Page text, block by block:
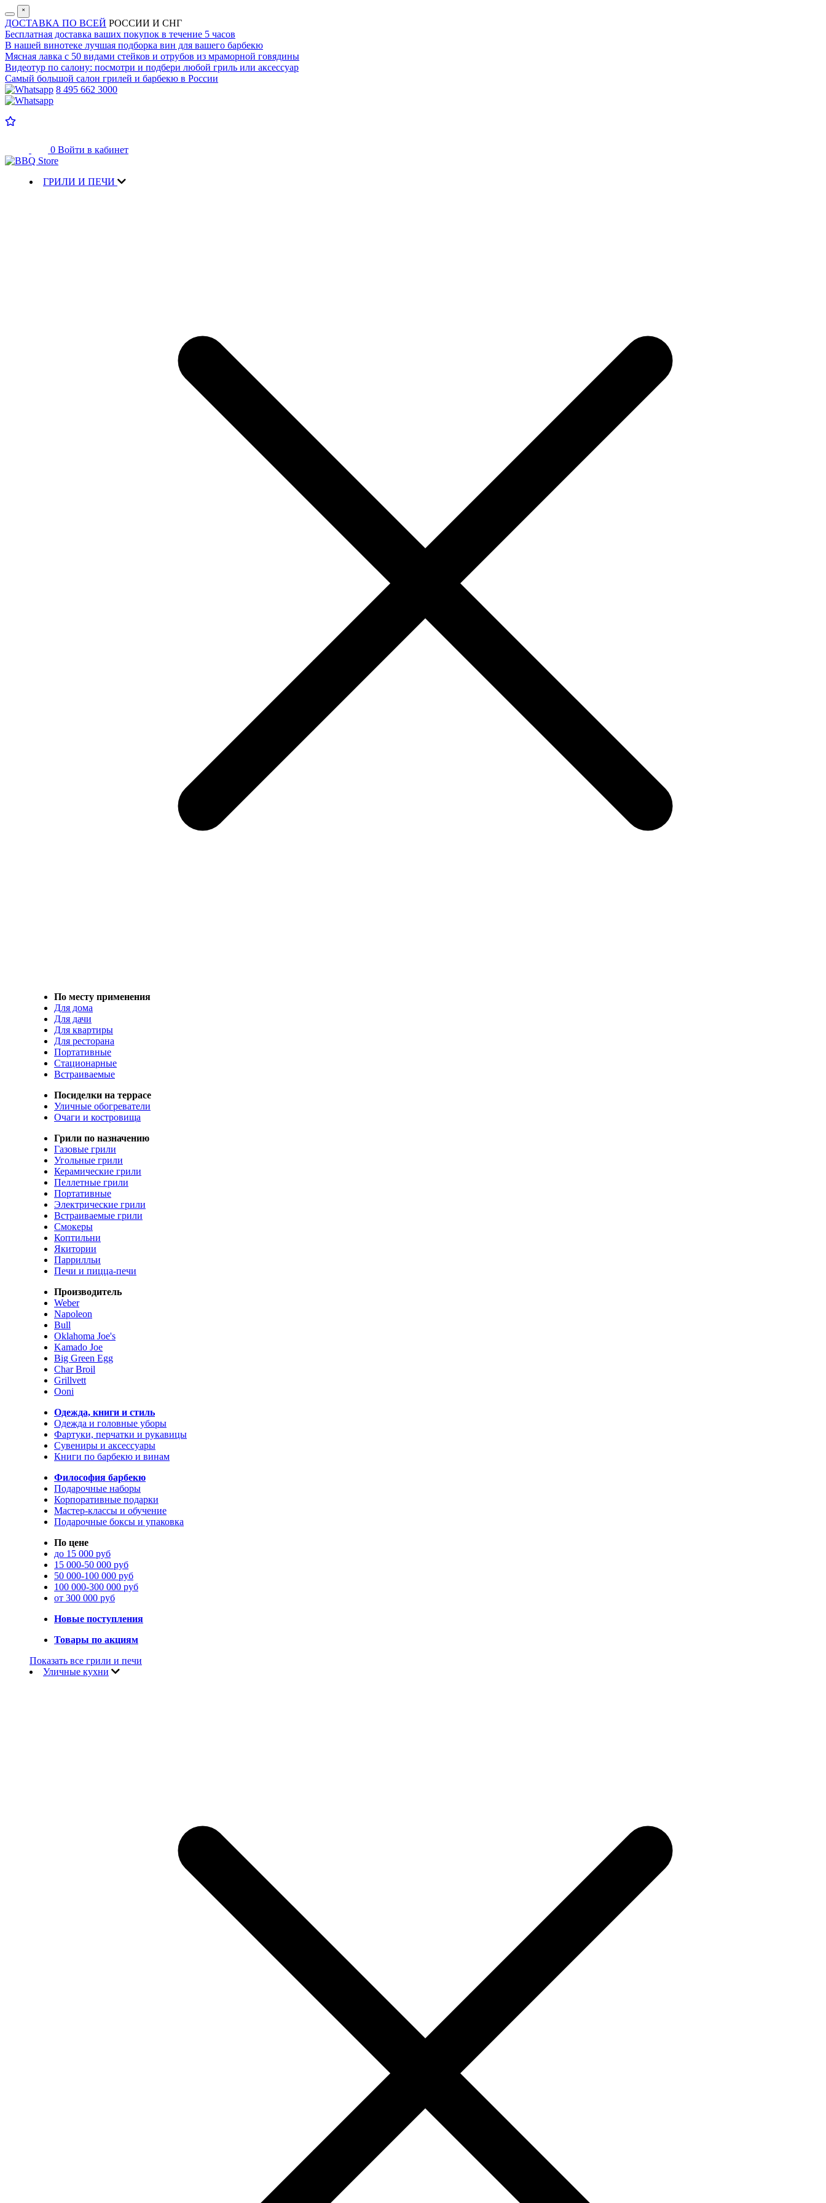
˟
ДОСТАВКА ПО ВСЕЙ РОССИИ И СНГ
Бесплатная доставка ваших покупок в течение 5 часов
В нашей винотеке лучшая подборка вин для вашего барбекю
Мясная лавка с 50 видами стейков и отрубов из мраморной говядины
Видеотур по салону: посмотри и подбери любой гриль или аксессуар
Самый большой салон грилей и барбекю в России
8 495 662 3000
0 Войти в кабинет
ГРИЛИ И ПЕЧИ
По месту применения
Для дома
Для дачи
Для квартиры
Для ресторана
Портативные
Стационарные
Встраиваемые
Посиделки на террасе
Уличные обогреватели
Очаги и костровища
Грили по назначению
Газовые грили
Угольные грили
Керамические грили
Пеллетные грили
Портативные
Электрические грили
Встраиваемые грили
Смокеры
Коптильни
Якитории
Паррилльи
Печи и пицца-печи
Производитель
Weber
Napoleon
Bull
Oklahoma Joe's
Kamado Joe
Big Green Egg
Char Broil
Grillvett
Ooni
Одежда, книги и стиль
Одежда и головные уборы
Фартуки, перчатки и рукавицы
Сувениры и аксессуары
Книги по барбекю и винам
Философия барбекю
Подарочные наборы
Корпоративные подарки
Мастер-классы и обучение
Подарочные боксы и упаковка
По цене
до 15 000 руб
15 000-50 000 руб
50 000-100 000 руб
100 000-300 000 руб
от 300 000 руб
Новые поступления
Товары по акциям
Показать все грили и печи
Уличные кухни